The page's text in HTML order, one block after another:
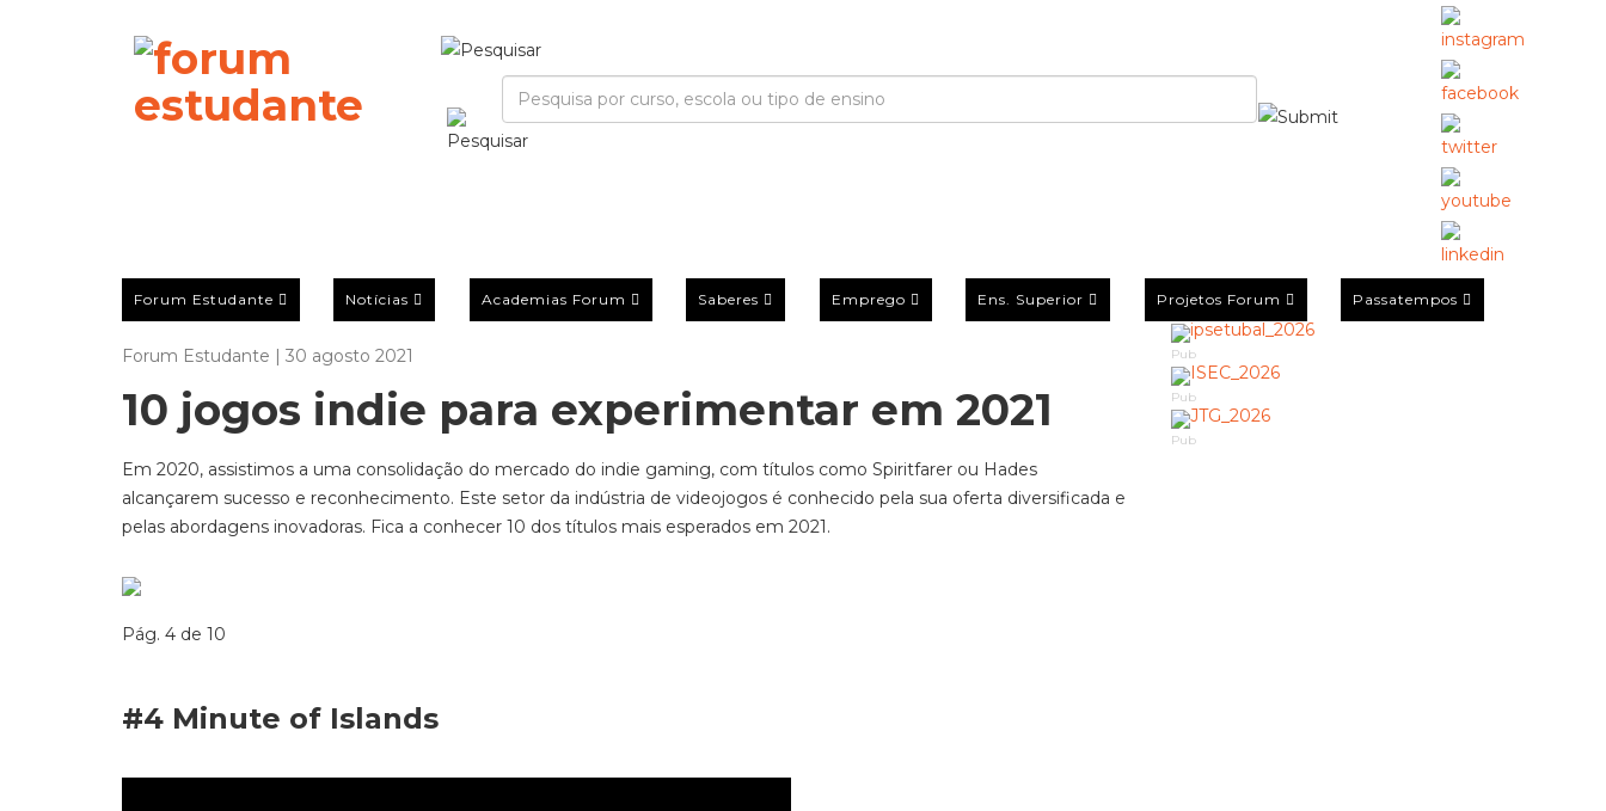
Forum Estudante Notícias Academias Forum Saberes Emprego Ens. Superior Projetos Forum Passatempos
Forum Estudante | 30 agosto 2021
10 jogos indie para experimentar em 2021
Em 2020, assistimos a uma consolidação do mercado do indie gaming, com títulos como Spiritfarer ou Hades
alcançarem sucesso e reconhecimento. Este setor da indústria de videojogos é conhecido pela sua oferta diversificada e
pelas abordagens inovadoras. Fica a conhecer 10 dos títulos mais esperados em 2021.
Pág. 4 de 10
#4 Minute of Islands
Pub
Pub
Pub